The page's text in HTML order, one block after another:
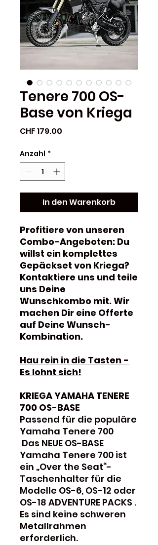
Tenere 700 OS-
Base von Kriega
CHF 179.00
Anzahl *
In den Warenkorb
Profitiere von unseren
Combo-Angeboten: Du
willst ein komplettes
Gepäckset von Kriega?
Kontaktiere uns und teile
uns Deine
Wunschkombo mit. Wir
machen Dir eine Offerte
auf Deine Wunsch-
Kombination.
Hau rein in die Tasten -
Es lohnt sich!
KRIEGA YAMAHA TENERE
700 OS-BASE
Passend für die populäre
Yamaha Tenere 700
Das NEUE OS-BASE
Yamaha Tenere 700 ist
ein „Over the Seat“-
Taschenhalter für die
Modelle OS-6, OS-12 oder
OS-18 ADVENTURE PACKS .
Es sind keine schweren
Metallrahmen
erforderlich.